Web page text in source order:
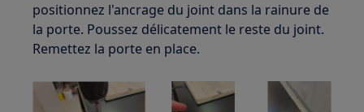
positionnez l'ancrage du joint dans la rainure de
la porte. Poussez délicatement le reste du joint.
Remettez la porte en place.